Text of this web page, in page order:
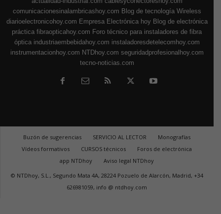
comunicacionesinalambricashoy.com Blog de tecnología Wireless
diarioelectronicohoy.com Empresa Electrónica hoy Blog de electrónica
práctica fibraopticahoy.com Foro técnico para instaladores de fibra
óptica industriaembebidahoy.com instaladoresdetelecomhoy.com
instrumentacionhoy.com NTDhoy.com seguridadprofesionalhoy.com
tecno-noticias.com
Buzón de sugerencias SERVICIO AL LECTOR
Monografías
Vídeos formativos
CURSOS técnicos
Foros de electrónica
app NTDhoy
Aviso legal NTDhoy
© NTDhoy, S.L., Segundo Mata 4A, 28224 Pozuelo de Alarcón, Madrid, +34
626981059, info @ ntdhoy.com